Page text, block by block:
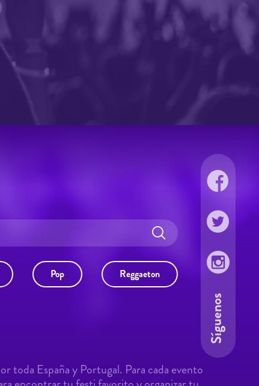
Pop Reggaeton
Síguenos
toda España y Portugal. Para cada evento